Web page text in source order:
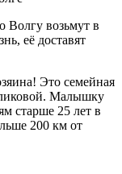
Волгу возьмут в
её доставят
Это семейная
Малышку
старше 25 лет в
200 км от